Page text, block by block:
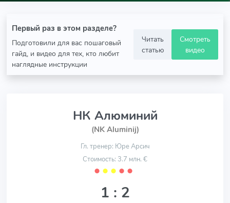
Первый раз в этом разделе?
Подготовили для вас пошаговый
гайд, и видео для тех, кто любит
наглядные инструкции
Читать
статью
Смотреть
видео
НК Алюминий
(NK Aluminij)
Гл. тренер: Юре Арсич
Стоимость: 3.7 млн. €
⬤ ⬤ ⬤ ⬤ ⬤
1 : 2